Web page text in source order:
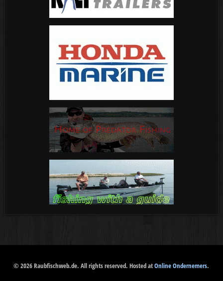
© 2026 Raubfischweb.de. All rights reserved. Hosted atOnline Ondernemers.